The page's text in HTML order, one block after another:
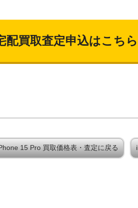
配買取査定申込はこちら
15 Pro 買取価格表・査定に戻る